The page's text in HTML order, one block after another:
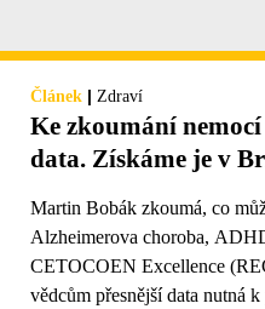
Článek | Zdraví
Ke zkoumání
data. Získáme je v
Martin Bobák zkoumá, co
Alzheimerova choroba,
CETOCOEN Excellence
vědcům přesnější data nutná